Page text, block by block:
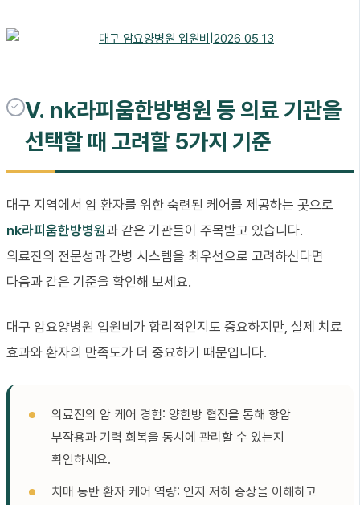
V. nk라피움한방병원 등 의료 기관을
선택할 때 고려할 5가지 기준
대구 지역에서 암 환자를 위한 숙련된 케어를 제공하는 곳으로
nk라피움한방병원과 같은 기관들이 주목받고 있습니다.
의료진의 전문성과 간병 시스템을 최우선으로 고려하신다면
다음과 같은 기준을 확인해 보세요.
대구 암요양병원 입원비가 합리적인지도 중요하지만, 실제 치료
효과와 환자의 만족도가 더 중요하기 때문입니다.
의료진의 암 케어 경험: 양한방 협진을 통해 항암
부작용과 기력 회복을 동시에 관리할 수 있는지
확인하세요.
치매 동반 환자 케어 역량: 인지 저하 증상을 이해하고